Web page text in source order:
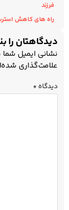
فرزند
راه های کاهش استرس
دیدگاهتان را
نشانی ایمیل
علامت‌گذاری
دیدگاه*